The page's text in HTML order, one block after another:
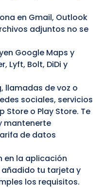
en Gmail, Outlook
adjuntos no se
Google Maps y
Lyft, Bolt, DiDi y
llamadas de voz o
sociales, servicios
Store o Play Store. Te
mantenerte
de datos
en la aplicación
añadido tu tarjeta y
los requisitos.